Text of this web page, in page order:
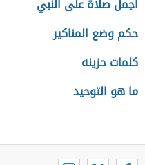
اجمل صلاة على النبي
حكم وضع المناكير
كلمات حزينه
ما هو التوحيد